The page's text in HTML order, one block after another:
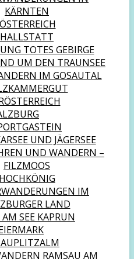
KÄRNTEN
HALLSTATT
TOTES GEBIRGE
UM DEN TRAUNSEE
IM GOSAUTAL
UND JÄGERSEE
UND WANDERN –
FILZMOOS
HOCHKÖNIG
IM
LAND
SEE KAPRUN
RAMSAU AM